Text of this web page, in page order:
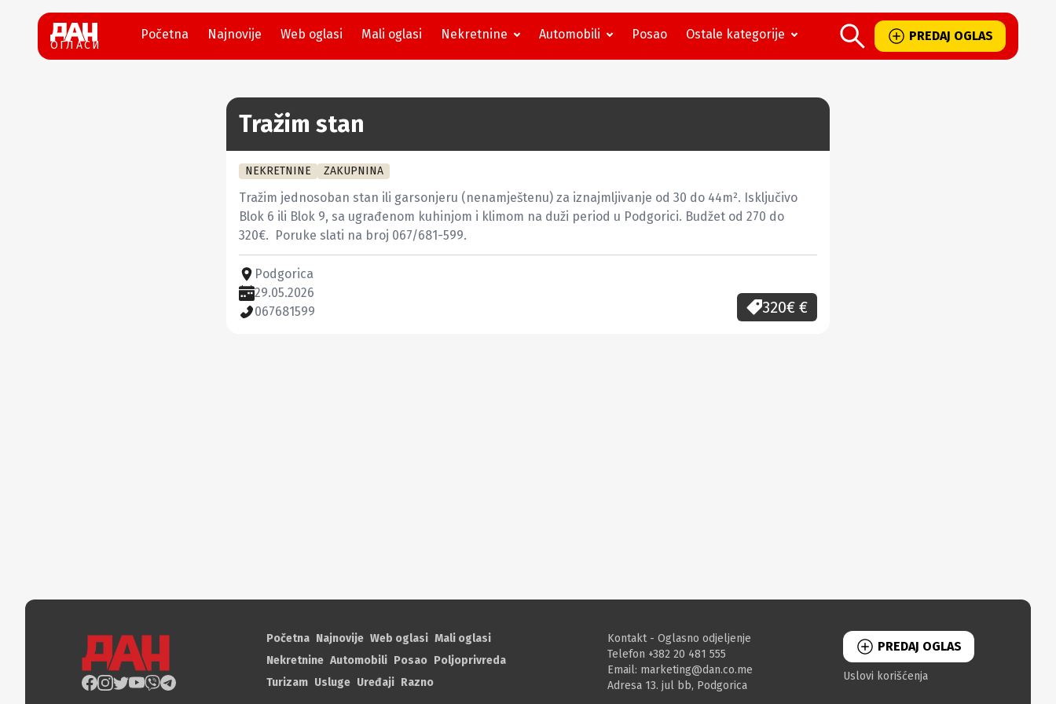
ОГЛАСИ
Početna Najnovije Web oglasi Mali oglasi Nekretnine Automobili Posao Ostale kategorije PREDAJ OGLAS
Tražim stan
NEKRETNINE ZAKUPNINA
Tražim jednosoban stan ili garsonjeru (nenamještenu) za iznajmljivanje od 30 do 44m². Isključivo
Blok 6 ili Blok 9, sa ugrađenom kuhinjom i klimom na duži period u Podgorici. Budžet od 270 do
320€.  Poruke slati na broj 067/681-599.
Podgorica
29.05.2026
067681599
320€ €
Početna Najnovije Web oglasi Mali oglasi
Nekretnine Automobili Posao Poljoprivreda
Turizam Usluge Uređaji Razno
Kontakt - Oglasno odjeljenje
Telefon +382 20 481 555
Email: marketing@dan.co.me
Adresa 13. jul bb, Podgorica
PREDAJ OGLAS
Uslovi korišćenja